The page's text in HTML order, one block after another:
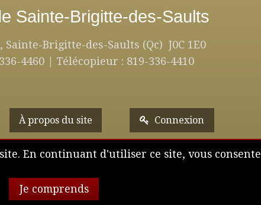
En continuant d'utiliser ce site, vous
Sainte-Brigitte-des-Saults
Brigitte-des-Saults (Qc) J0C 1E0
4460 | Télécopieur : 819-336-4410
À propos du site Connexion